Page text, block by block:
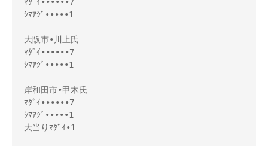
ｼﾏｱｼﾞ•••••1
大阪市•川上氏
ﾏﾀﾞｲ••••••7
ｼﾏｱｼﾞ•••••1
岸和田市•甲木氏
ﾏﾀﾞｲ••••••7
ｼﾏｱｼﾞ•••••1
大当りﾏﾀﾞｲ•1